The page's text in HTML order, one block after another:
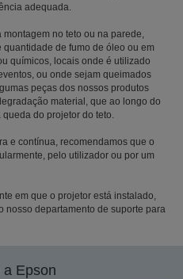
adequada.
no teto ou na parede,
de fumo de óleo ou em
químicos, locais onde é utilizado
ou onde sejam queimados
peças dos nossos produtos
material, que ao longo do
do projetor do teto.
e contínua, recomendamos que o
pelo utilizador ou por um
em que o projetor está instalado,
nosso departamento de suporte para
Epson